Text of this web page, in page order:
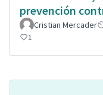
prevención
Cristian Mercader
1